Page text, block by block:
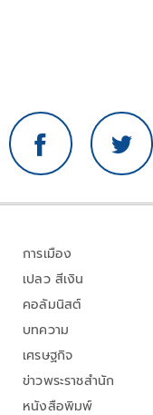
การเมือง
เปลว สีเงิน
คอลัมนิสต์
บทความ
เศรษฐกิจ
ข่าวพระราชสำนัก
หนังสือพิมพ์